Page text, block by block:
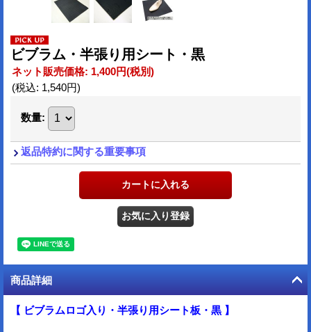
ビブラム・半張り用シート・黒
ネット販売価格: 1,400円(税別)
(税込: 1,540円)
数量:
返品特約に関する重要事項
商品詳細
【 ビブラムロゴ入り・半張り用シート板・黒 】